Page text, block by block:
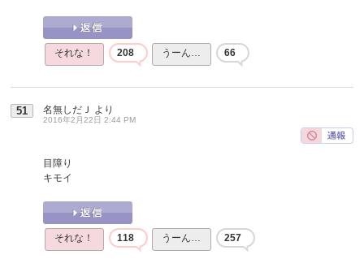
それな！ 208 うーん… 66
51 名無しだＪ より
2016年2月22日 2:44 PM
目障り
キモイ
それな！ 118 うーん… 257